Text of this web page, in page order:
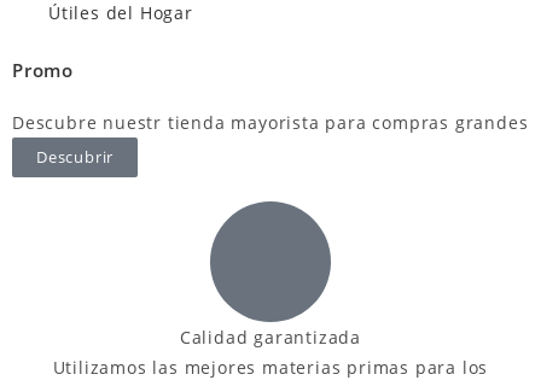
Útiles del Hogar
Promo
Descubre nuestr tienda mayorista para compras grandes
Descubrir
Calidad garantizada
Utilizamos las mejores materias primas para los